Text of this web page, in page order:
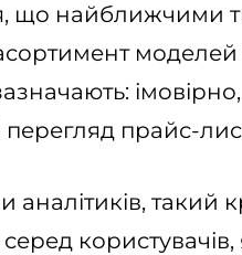
що найближчими
моделей
перегляд прайс-
аналітиків,
користувачів,